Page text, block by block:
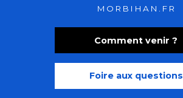
Comment venir ?
Foire aux questions
MORBIHAN.FR